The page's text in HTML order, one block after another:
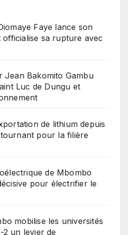
Faye lance son
officialise sa rupture avec
Jean Bakomito Gambu
Luc de Dungu et
de lithium depuis
pour la filière
de Mbombo
pour électrifier le
mobilise les universités
2 un levier de